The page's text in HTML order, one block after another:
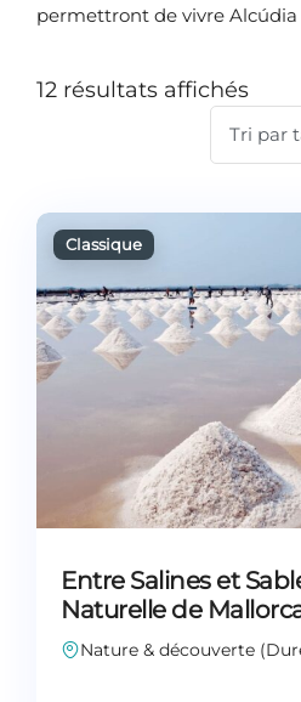
permettront de vivre
12 résultats affichés
Entre Salines et
Naturelle de
Nature & découverte